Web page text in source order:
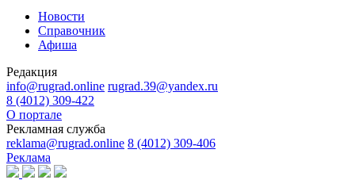
Новости
Справочник
Афиша
Редакция
info@rugrad.online rugrad.39@yandex.ru
8 (4012) 309-422
О портале
Рекламная служба
reklama@rugrad.online 8 (4012) 309-406
Реклама